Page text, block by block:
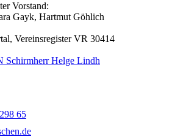
Vorstand:
Gayk, Hartmut Göhlich
Vereinsregister VR 30414
Helge Lindh
65